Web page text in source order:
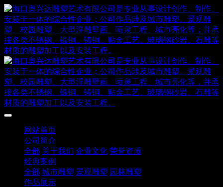
网站首页
公司简介
全部 关于我们 企业文化 荣誉资质
经典案例
全部 城市雕塑 景观雕塑 园林雕塑
作品展示